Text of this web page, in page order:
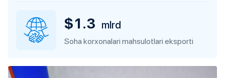
$1.3 mlrd
Soha korxonalari mahsulotlari eksporti